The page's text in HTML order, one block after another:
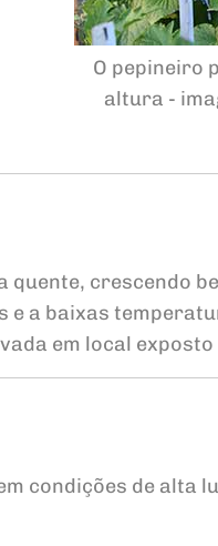
O pepineiro
altura -
crescendo
e a baixas
em local exposto
condições de alta